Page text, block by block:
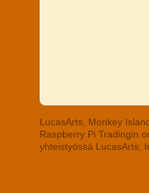
LucasArts, Monkey
Raspberry Pi Tradingin
yhteistyössä LucasArts,